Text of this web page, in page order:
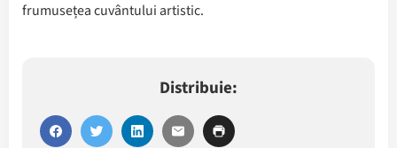
frumusețea cuvântului artistic.
Distribuie: